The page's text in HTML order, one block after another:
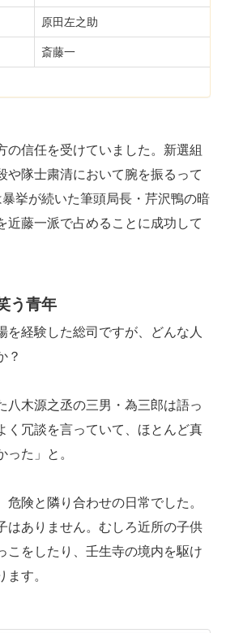
原田左之助
斎藤一
の信任を受けていました。新選組
や隊士粛清において腕を振るって
挙が続いた筆頭局長・芹沢鴨の暗
近藤一派で占めることに成功して
う青年
を経験した総司ですが、どんな人
？
八木源之丞の三男・為三郎は語っ
く冗談を言っていて、ほとんど真
った」と。
危険と隣り合わせの日常でした。
はありません。むしろ近所の子供
こをしたり、壬生寺の境内を駆け
ます。